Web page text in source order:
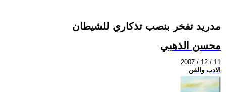
مدريد تفخر بنصب تذكاري للشيطان
محسن الذهبي
2007 / 12 / 11
الادب والفن